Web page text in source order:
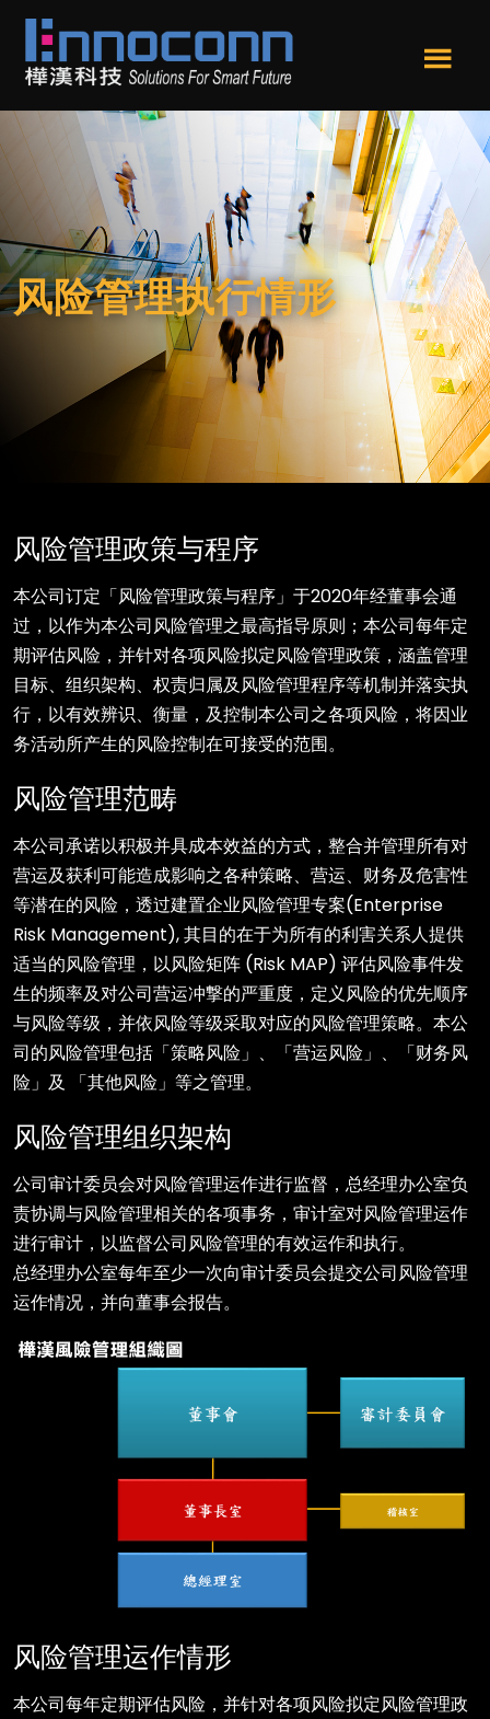
跳
转
到
主
要
内
容
跳
转
到
页
尾
樺
漢
科
技
Ennoconn
Technologies,Ennoconn
Corp.
樺
漢
科
技
u
风险管理执行情形
风险管理政策与程序
本公司订定「风险管理政策与程序」于2020年经董事会通
过，以作为本公司风险管理之最高指导原则；本公司每年定
期评估风险，并针对各项风险拟定风险管理政策，涵盖管理
目标、组织架构、权责归属及风险管理程序等机制并落实执
行，以有效辨识、衡量，及控制本公司之各项风险，将因业
务活动所产生的风险控制在可接受的范围。
风险管理范畴
本公司承诺以积极并具成本效益的方式，整合并管理所有对
营运及获利可能造成影响之各种策略、营运、财务及危害性
等潜在的风险，透过建置企业风险管理专案(Enterprise
Risk Management), 其目的在于为所有的利害关系人提供
适当的风险管理，以风险矩阵 (Risk MAP) 评估风险事件发
生的频率及对公司营运冲撃的严重度，定义风险的优先顺序
与风险等级，并依风险等级采取对应的风险管理策略。本公
司的风险管理包括「策略风险」、「营运风险」、「财务风
险」及 「其他风险」等之管理。
风险管理组织架构
公司审计委员会对风险管理运作进行监督，总经理办公室负
责协调与风险管理相关的各项事务，审计室对风险管理运作
进行审计，以监督公司风险管理的有效运作和执行。
总经理办公室每年至少一次向审计委员会提交公司风险管理
运作情况，并向董事会报告。
风险管理运作情形
本公司每年定期评估风险，并针对各项风险拟定风险管理政